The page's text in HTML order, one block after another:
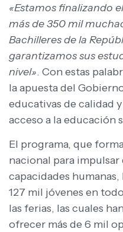
«Estamos finalizando
más de 350 mil
Bachilleres de la
garantizamos sus
nivel». Con estas
la apuesta del
educativas de calidad
acceso a la educación
El programa, que
nacional para impulsar
capacidades
127 mil jóvenes en
las ferias, las cuales
ofrecer más de 6 mil